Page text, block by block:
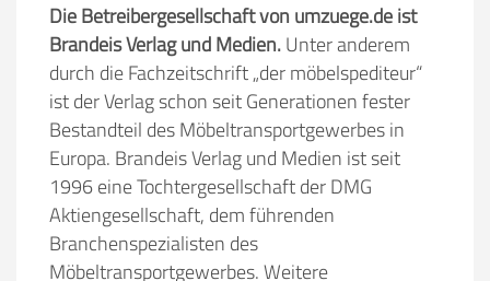
Die Betreibergesellschaft von umzuege.de ist
Brandeis Verlag und Medien.Unter anderem
durch die Fachzeitschrift „der möbelspediteur“
ist der Verlag schon seit Generationen fester
Bestandteil des Möbeltransportgewerbes in
Europa. Brandeis Verlag und Medien ist seit
1996 eine Tochtergesellschaft der DMG
Aktiengesellschaft, dem führenden
Branchenspezialisten des
Möbeltransportgewerbes. Weitere